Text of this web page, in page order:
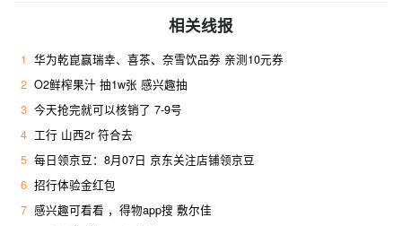
相关线报
1 华为乾崑赢瑞幸、喜茶、奈雪饮品券 亲测10元券
2 O2鲜榨果汁 抽1w张 感兴趣抽
3 今天抢完就可以核销了 7-9号
4 工行 山西2r 符合去 ​
5 每日领京豆：8月07日 京东关注店铺领京豆
6 招行体验金红包
7 感兴趣可看看 ，得物app搜 敷尔佳